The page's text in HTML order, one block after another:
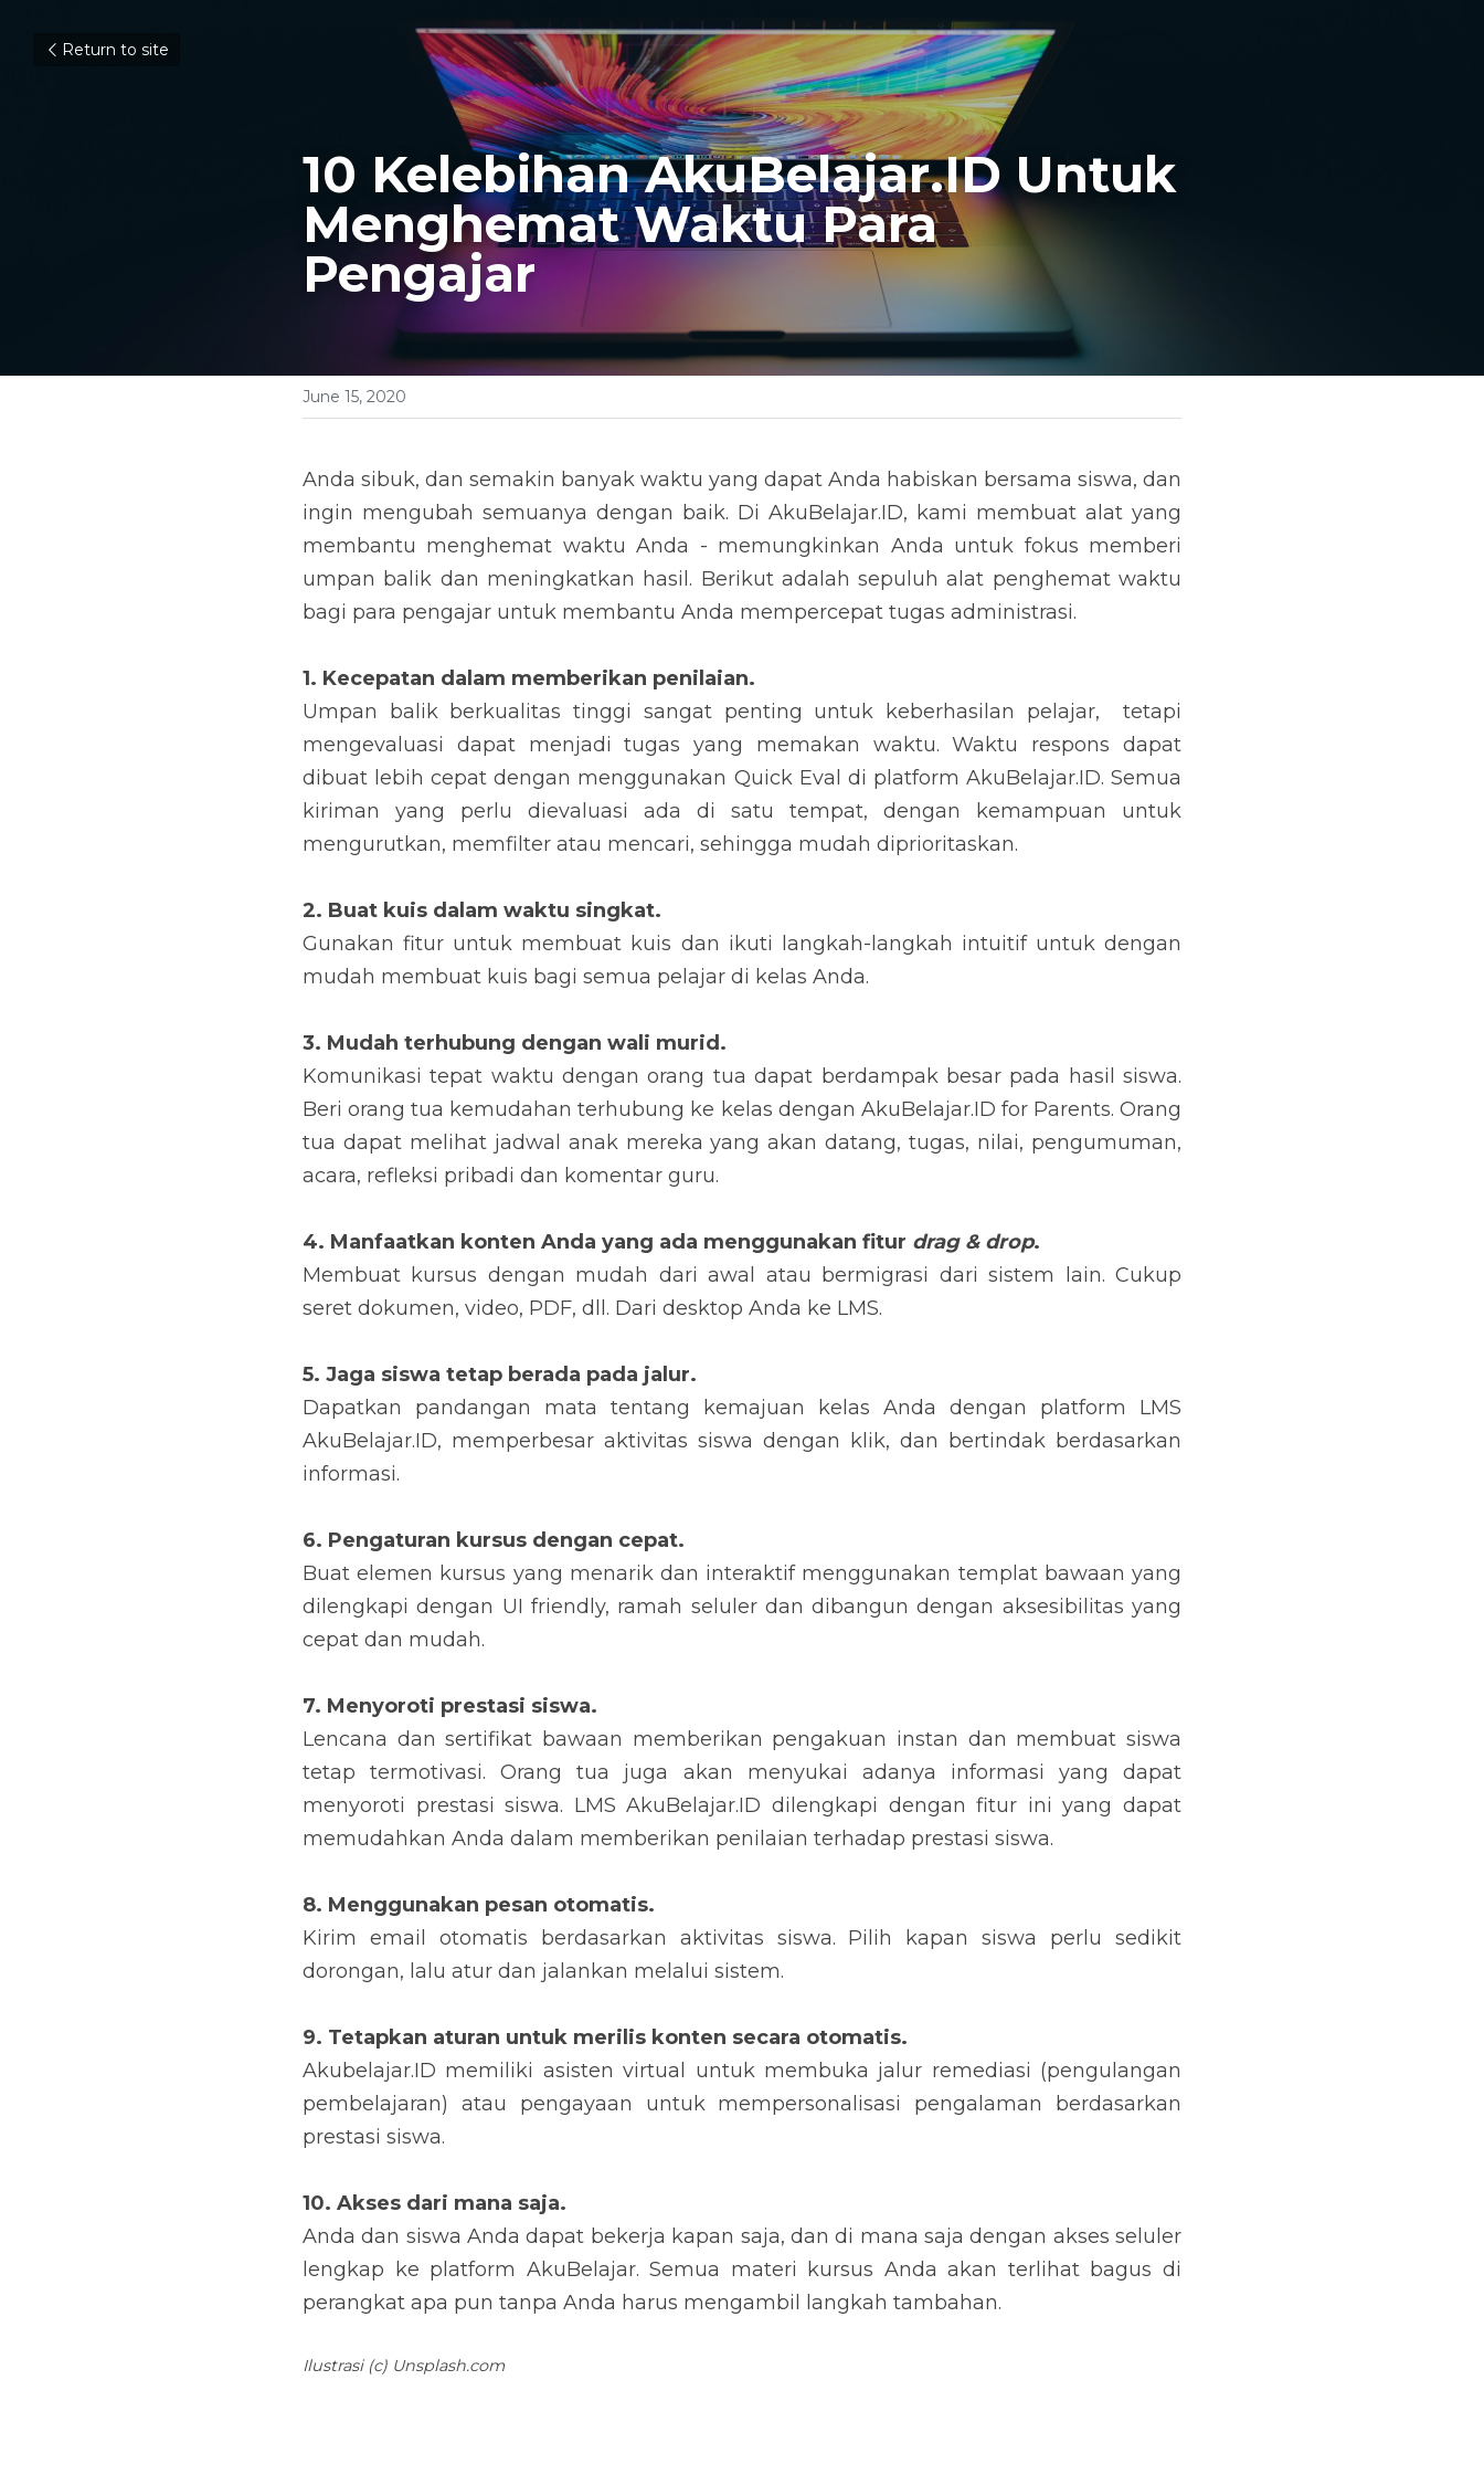
Return to site
10 Kelebihan AkuBelajar.ID Untuk
Menghemat Waktu Para
Pengajar
June 15, 2020
Anda sibuk, dan semakin banyak waktu yang dapat Anda habiskan bersama siswa, dan
ingin mengubah semuanya dengan baik. Di AkuBelajar.ID, kami membuat alat yang
membantu menghemat waktu Anda - memungkinkan Anda untuk fokus memberi
umpan balik dan meningkatkan hasil. Berikut adalah sepuluh alat penghemat waktu
bagi para pengajar untuk membantu Anda mempercepat tugas administrasi.
1. Kecepatan dalam memberikan penilaian.
Umpan balik berkualitas tinggi sangat penting untuk keberhasilan pelajar,  tetapi
mengevaluasi dapat menjadi tugas yang memakan waktu. Waktu respons dapat
dibuat lebih cepat dengan menggunakan Quick Eval di platform AkuBelajar.ID. Semua
kiriman yang perlu dievaluasi ada di satu tempat, dengan kemampuan untuk
mengurutkan, memfilter atau mencari, sehingga mudah diprioritaskan.
2. Buat kuis dalam waktu singkat.
Gunakan fitur untuk membuat kuis dan ikuti langkah-langkah intuitif untuk dengan
mudah membuat kuis bagi semua pelajar di kelas Anda.
3. Mudah terhubung dengan wali murid.
Komunikasi tepat waktu dengan orang tua dapat berdampak besar pada hasil siswa.
Beri orang tua kemudahan terhubung ke kelas dengan AkuBelajar.ID for Parents. Orang
tua dapat melihat jadwal anak mereka yang akan datang, tugas, nilai, pengumuman,
acara, refleksi pribadi dan komentar guru.
4. Manfaatkan konten Anda yang ada menggunakan fitur drag & drop.
Membuat kursus dengan mudah dari awal atau bermigrasi dari sistem lain. Cukup
seret dokumen, video, PDF, dll. Dari desktop Anda ke LMS.
5. Jaga siswa tetap berada pada jalur.
Dapatkan pandangan mata tentang kemajuan kelas Anda dengan platform LMS
AkuBelajar.ID, memperbesar aktivitas siswa dengan klik, dan bertindak berdasarkan
informasi.
6. Pengaturan kursus dengan cepat.
Buat elemen kursus yang menarik dan interaktif menggunakan templat bawaan yang
dilengkapi dengan UI friendly, ramah seluler dan dibangun dengan aksesibilitas yang
cepat dan mudah.
7. Menyoroti prestasi siswa.
Lencana dan sertifikat bawaan memberikan pengakuan instan dan membuat siswa
tetap termotivasi. Orang tua juga akan menyukai adanya informasi yang dapat
menyoroti prestasi siswa. LMS AkuBelajar.ID dilengkapi dengan fitur ini yang dapat
memudahkan Anda dalam memberikan penilaian terhadap prestasi siswa.
8. Menggunakan pesan otomatis.
Kirim email otomatis berdasarkan aktivitas siswa. Pilih kapan siswa perlu sedikit
dorongan, lalu atur dan jalankan melalui sistem.
9. Tetapkan aturan untuk merilis konten secara otomatis.
Akubelajar.ID memiliki asisten virtual untuk membuka jalur remediasi (pengulangan
pembelajaran) atau pengayaan untuk mempersonalisasi pengalaman berdasarkan
prestasi siswa.
10. Akses dari mana saja.
Anda dan siswa Anda dapat bekerja kapan saja, dan di mana saja dengan akses seluler
lengkap ke platform AkuBelajar. Semua materi kursus Anda akan terlihat bagus di
perangkat apa pun tanpa Anda harus mengambil langkah tambahan.
Ilustrasi (c) Unsplash.com